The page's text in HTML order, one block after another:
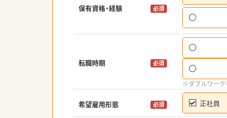
保有資格・経験 必須
転職時期 必須
※ダブルワーク
希望雇用形態 必須 正社員